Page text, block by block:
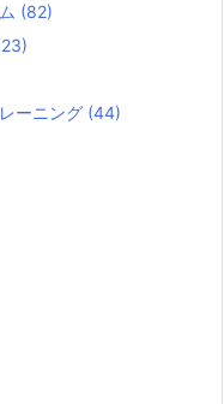
(82)
ーニング (44)